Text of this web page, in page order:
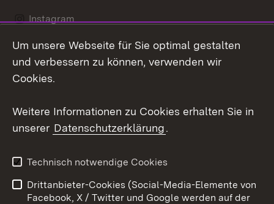
Instagram
LinkedIn
Datenschutz
Barrierefreiheit
Impressum
Cookies
Um unsere Webseite für Sie optimal gestalten
und verbessern zu können, verwenden wir
Cookies.
Weitere Informationen zu Cookies erhalten Sie in
unserer Datenschutzerklärung.
Technisch notwendige Cookies
Drittanbieter-Cookies (Social-Media-Elemente von
Facebook, X / Twitter und Google werden auf der